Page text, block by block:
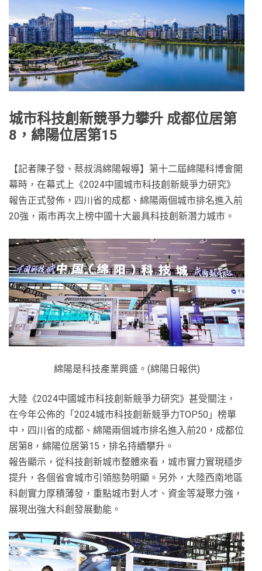
城市科技創新競爭力攀升 成都位居第
8，綿陽位居第15
【記者陳子發、蔡叔涓綿陽報導】第十二屆綿陽科博會開
幕時，在幕式上《2024中國城市科技創新競爭力研究》
報告正式發佈，四川省的成都、綿陽兩個城市排名進入前
20強，兩市再次上榜中國十大最具科技創新潛力城市。
綿陽是科技產業興盛。(綿陽日報供)
大陸《2024中國城市科技創新競爭力研究》甚受關注，
在今年公佈的「2024城市科技創新競爭力TOP50」榜單
中，四川省的成都、綿陽兩個城市排名進入前20，成都位
居第8，綿陽位居第15，排名持續攀升。
報告顯示，從科技創新城市整體來看，城市實力實現穩步
提升，各個省會城市引領態勢明顯。另外，大陸西南地區
科創實力厚積薄發，重點城市對人才、資金等凝聚力強，
展現出強大科創發展動能。